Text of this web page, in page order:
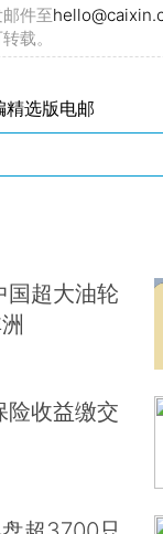
件至
载。
精选版电邮
国超大油轮
险收益缴交